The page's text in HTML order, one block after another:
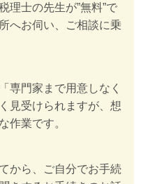
理士の先生が”無料”で
へお伺い、ご相談に乗
専門家まで用意しなく
見受けられますが、想
作業です。
から、ご自分でお手続